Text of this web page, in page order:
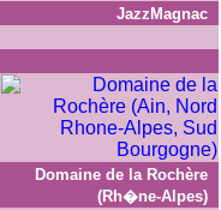
JazzMagnac
Domaine de la Rochère
(Rh�ne-Alpes)